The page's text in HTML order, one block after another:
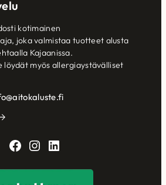
kotimainen
joka valmistaa tuotteet alusta
Kajaanissa.
löydät myös allergiaystävälliset
Facebook
Instagram
LinkedIn